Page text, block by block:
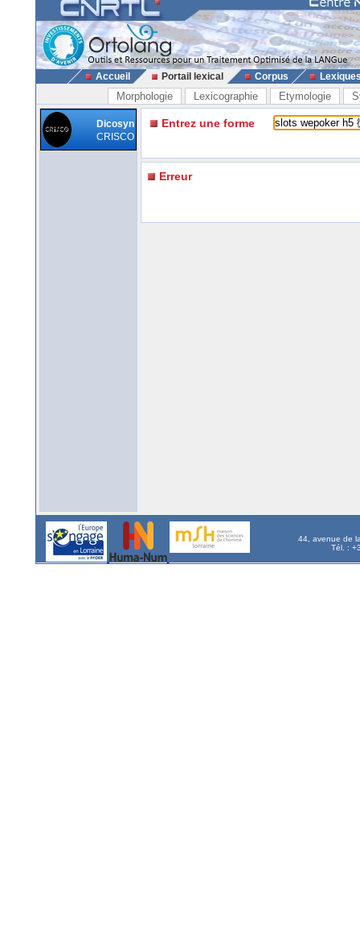
Accueil Portail lexical Corpus
Morphologie Lexicographie Etymologie
Dicosyn
CRISCO
Entrez une forme
Erreur
44, avenue de
Tél. :